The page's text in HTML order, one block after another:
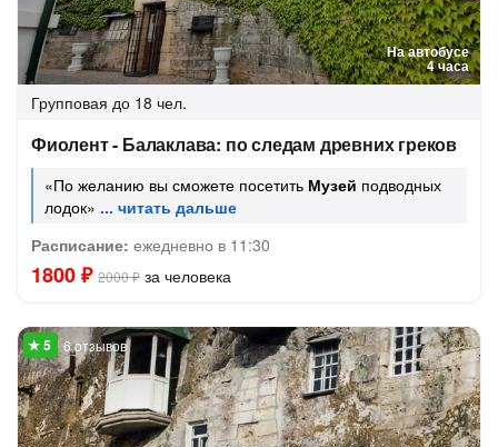
На автобусе
4 часа
Групповая до 18 чел.
Фиолент - Балаклава: по следам древних греков
«По желанию вы сможете посетить Музей подводных
лодок»
Расписание: ежедневно в 11:30
1800 ₽ 2000 ₽ за человека
6 отзывов